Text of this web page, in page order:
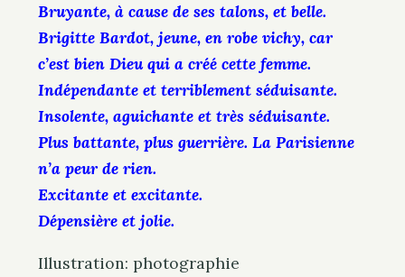
Bruyante, à cause de ses talons, et belle.
Brigitte Bardot, jeune, en robe vichy, car
c’est bien Dieu qui a créé cette femme.
Indépendante et terriblement séduisante.
Insolente, aguichante et très séduisante.
Plus battante, plus guerrière. La Parisienne
n’a peur de rien.
Excitante et excitante.
Dépensière et jolie.
Illustration: photographie